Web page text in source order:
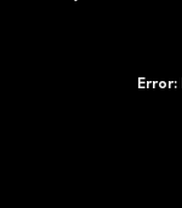
Error: